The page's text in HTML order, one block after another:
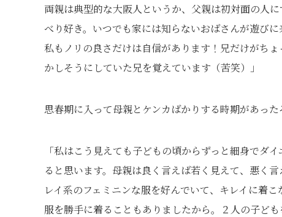
両親は典型的な大阪人というか、父親は初対面の人
べり好き。いつでも家には知らないおばさんが遊び
私もノリの良さだけは自信があります！兄だけがち
かしそうにしていた兄を覚えています（苦笑）」
思春期に入って母親とケンカばかりする時期があった
「私はこう見えても子どもの頃からずっと細身でダ
ると思います。母親は良く言えば若く見えて、悪く
レイ系のフェミニンな服を好んでいて、キレイに着
服を勝手に着ることもありましたから。２人の子ど